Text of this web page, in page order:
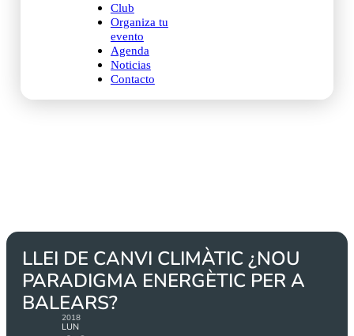
Club
Organiza tu
evento
Agenda
Noticias
Contacto
LLEI DE CANVI CLIMÀTIC ¿NOU
PARADIGMA ENERGÈTIC PER A
BALEARS?
2018
LUN